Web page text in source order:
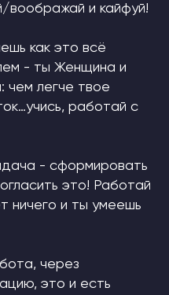
воображай и кайфуй!
как это всё
- ты Женщина и
чем легче твое
работай с
- сформировать
это! Работай
ничего и ты умеешь
через
это и есть